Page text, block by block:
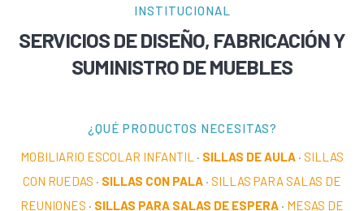
INSTITUCIONAL
SERVICIOS DE DISEÑO, FABRICACIÓN Y
SUMINISTRO DE MUEBLES
¿QUÉ PRODUCTOS NECESITAS?
MOBILIARIO ESCOLAR INFANTIL · SILLAS DE AULA · SILLAS
CON RUEDAS · SILLAS CON PALA · SILLAS PARA SALAS DE
REUNIONES · SILLAS PARA SALAS DE ESPERA · MESAS DE